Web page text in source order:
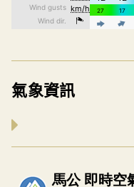
氣象資訊
內嵌空氣品質小